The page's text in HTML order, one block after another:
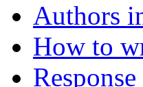
Authors
How to